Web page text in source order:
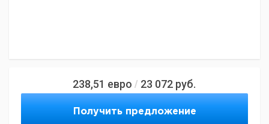
238,51 евро / 23 072 руб.
Получить предложение